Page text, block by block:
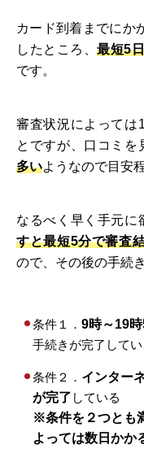
カード到着までにか
したところ、最短5
です。
審査状況によっては
とですが、口コミを
多いようなので目安
なるべく早く手元に
すと最短5分で審査
ので、その後の手続
条件１． 9時～19
手続きが完了してい
条件２． インター
が完了 している
※条件を２つとも
よっては数日かか